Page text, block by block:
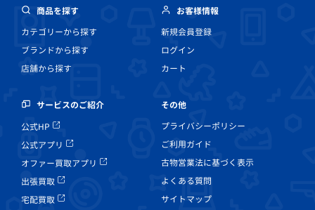
商品を探す
カテゴリーから探す
ブランドから探す
店舗から探す
お客様情報
新規会員登録
ログイン
カート
サービスのご紹介
公式HP
公式アプリ
オファー買取アプリ
出張買取
宅配買取
その他
プライバシーポリシー
ご利用ガイド
古物営業法に基づく表示
よくある質問
サイトマップ